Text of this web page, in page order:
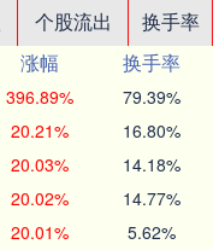
个股流出
换手率
涨幅
换手率
396.89% 79.39%
20.21% 16.80%
20.03% 14.18%
20.02% 14.77%
20.01% 5.62%